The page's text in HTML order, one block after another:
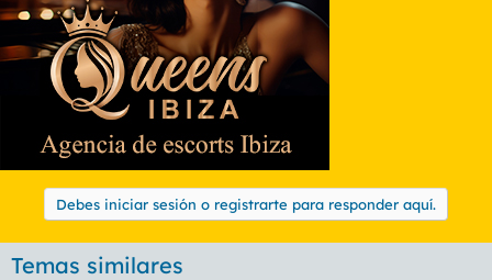
Debes iniciar sesión o registrarte para responder aquí.
Temas similares